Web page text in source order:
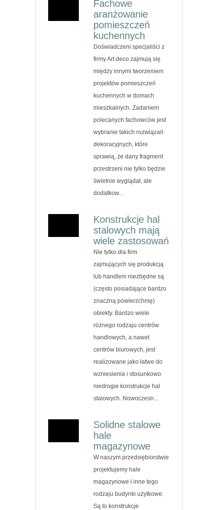
Fachowe
aranżowanie
pomieszczeń
kuchennych
Doświadczeni specjaliści z
firmy Art.deco zajmują się
między innymi tworzeniem
projektów pomieszczeń
kuchennych w domach
mieszkalnych. Zadaniem
polecanych fachowców jest
wybranie takich rozwiązań
dekoracyjnych, które
sprawią, że dany fragment
przestrzeni nie tylko będzie
świetnie wyglądał, ale
dodatkow...
Konstrukcje hal
stalowych mają
wiele zastosowań
Nie tylko dla firm
zajmujących się produkcją
lub handlem niezbędne są
(często posiadające bardzo
znaczną powierzchnię)
obiekty. Bardzo wiele
różnego rodzaju centrów
handlowych, a nawet
centrów biurowych, jest
realizowane jako łatwe do
wzniesienia i stosunkowo
niedrogie konstrukcje hal
stalowych. Nowoczesn...
Solidne stalowe
hale
magazynowe
W naszym przedsiębiorstwie
projektujemy hale
magazynowe i inne tego
rodzaju budynki użytkowe.
Są to konstrukcje